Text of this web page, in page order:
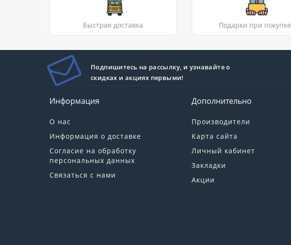
Быстрая доставка Подарки при покупке
Подпишитесь на рассылку, и узнавайте о
скидках и акциях первыми!
Информация
О нас
Информация о доставке
Согласие на обработку
персональных данных
Связаться с нами
Дополнительно
Производители
Карта сайта
Личный кабинет
Закладки
Акции